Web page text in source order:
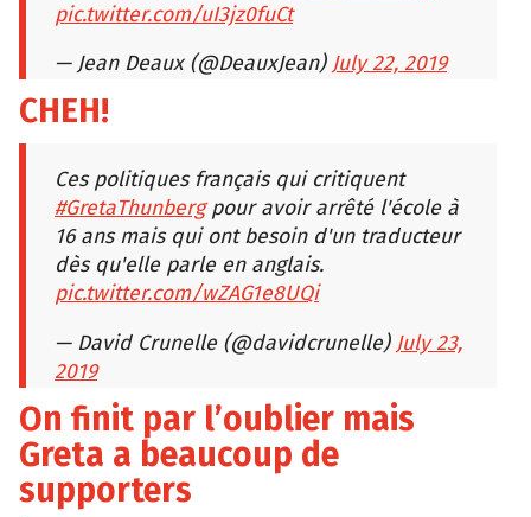
pic.twitter.com/uI3jz0fuCt
— Jean Deaux (@DeauxJean)July 22, 2019
CHEH!
Ces politiques français qui critiquent
#GretaThunbergpour avoir arrêté l'école à
16 ans mais qui ont besoin d'un traducteur
dès qu'elle parle en anglais.
pic.twitter.com/wZAG1e8UQi
— David Crunelle (@davidcrunelle) July 23,
2019
On finit par l’oublier mais
Greta a beaucoup de
supporters